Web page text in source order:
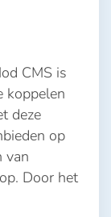
CMS is
koppelen
deze
op
van
Door het